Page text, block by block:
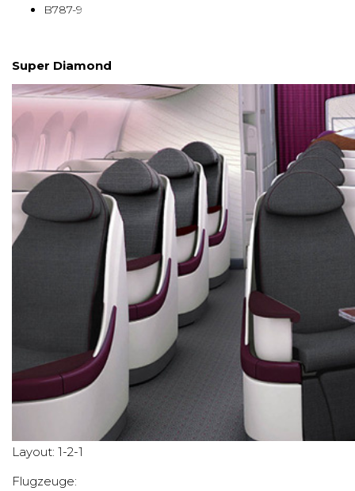
B787-9
Super Diamond
Layout: 1-2-1
Flugzeuge: